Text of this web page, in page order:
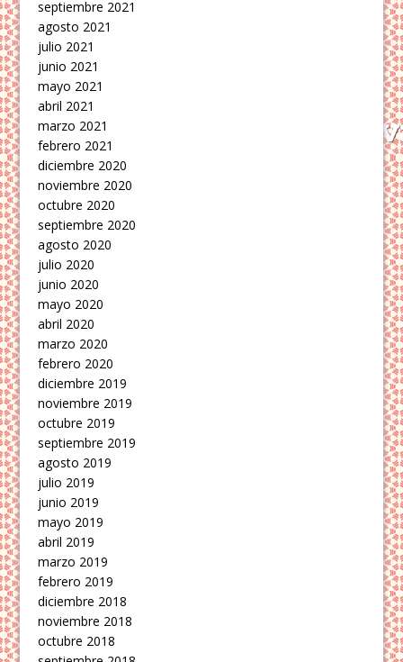
septiembre 2021
agosto 2021
julio 2021
junio 2021
mayo 2021
abril 2021
marzo 2021
febrero 2021
diciembre 2020
noviembre 2020
octubre 2020
septiembre 2020
agosto 2020
julio 2020
junio 2020
mayo 2020
abril 2020
marzo 2020
febrero 2020
diciembre 2019
noviembre 2019
octubre 2019
septiembre 2019
agosto 2019
julio 2019
junio 2019
mayo 2019
abril 2019
marzo 2019
febrero 2019
diciembre 2018
noviembre 2018
octubre 2018